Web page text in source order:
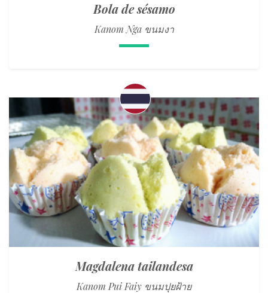
Bola de sésamo
Kanom Nga ขนมงา
Magdalena tailandesa
Kanom Pui Faiy ขนมปุยฝ้าย